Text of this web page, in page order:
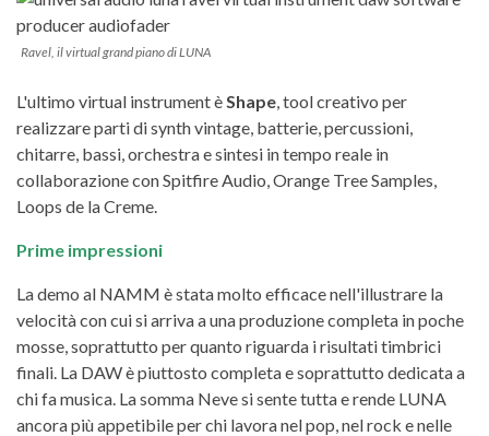
Ravel, il virtual grand piano di LUNA
L'ultimo virtual instrument è Shape , tool creativo per
realizzare parti di synth vintage, batterie, percussioni,
chitarre, bassi, orchestra e sintesi in tempo reale in
collaborazione con Spitfire Audio, Orange Tree Samples,
Loops de la Creme.
Prime impressioni
La demo al NAMM è stata molto efficace nell'illustrare la
velocità con cui si arriva a una produzione completa in poche
mosse, soprattutto per quanto riguarda i risultati timbrici
finali. La DAW è piuttosto completa e soprattutto dedicata a
chi fa musica. La somma Neve si sente tutta e rende LUNA
ancora più appetibile per chi lavora nel pop, nel rock e nelle